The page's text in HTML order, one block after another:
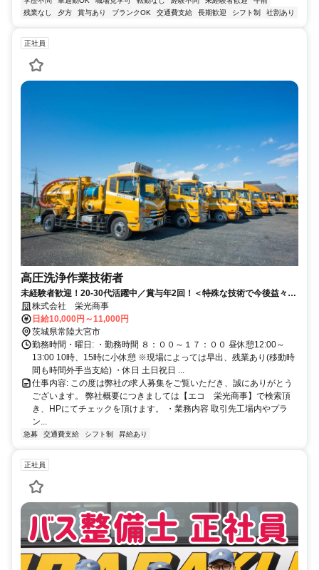
残業なし
夕方 賞与あり ブランクOK 交通費支給 長期歓迎 シフト制 社割あり
正社員
高圧洗浄作業技術者
未経験者歓迎！20-30代活躍中／賞与年2回！＜特殊な技術で今後益々発
展する事業＞
株式会社 栄光商事
日給10,000円～11,000円
茨城県常陸大宮市
勤務時間・曜日: ・勤務時間 ８：００～１７：００ 昼休憩12:00～
13:00 10時、15時に小休憩 ※現場によっては早出、残業あり(移動時
間も時間外手当支給) ・休日 土日祝日 ...
仕事内容: この度は弊社の求人募集をご覧いただき、誠にありがとう
ございます。 弊社概要につきましては【エコ 栄光商事】で検索頂
き、HPにてチェックを頂けます。 ・業務内容 取引先工場内やプラ
ン...
急募 交通費支給 シフト制 昇給あり
正社員